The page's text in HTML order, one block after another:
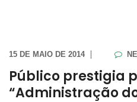
15 DE MAIO DE 2014
Público prestigia
“Administração